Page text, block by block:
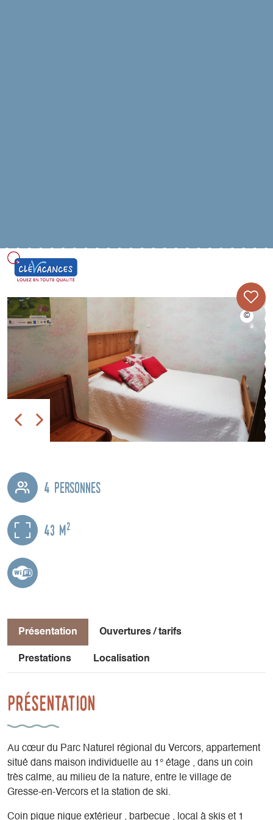
4 personnes
43 m2
Présentation Ouvertures / tarifs
Prestations Localisation
Présentation
Au cœur du Parc Naturel régional du Vercors, appartement
situé dans maison individuelle au 1° étage , dans un coin
très calme, au milieu de la nature, entre le village de
Gresse-en-Vercors et la station de ski.
Coin pique nique extérieur , barbecue , local à skis et 1